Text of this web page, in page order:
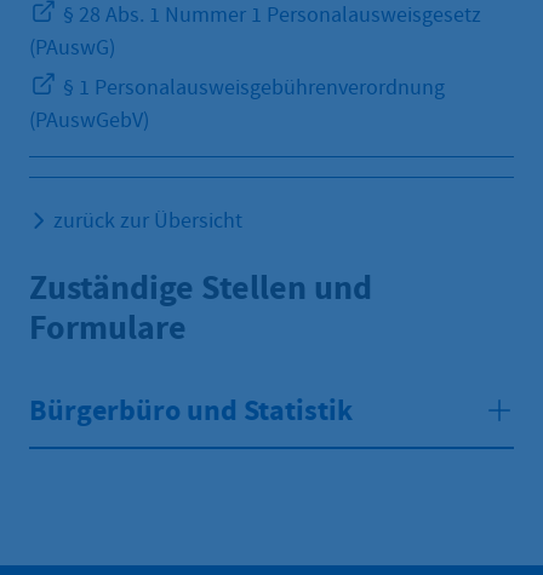
§ 28 Abs. 1 Nummer 1 Personalausweisgesetz
(PAuswG)
§ 1 Personalausweisgebührenverordnung
(PAuswGebV)
zurück zur Übersicht
Zuständige Stellen und
Formulare
Bürgerbüro und Statistik